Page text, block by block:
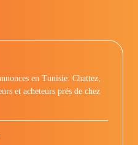
en Tunisie: Chattez,
et acheteurs prés de chez